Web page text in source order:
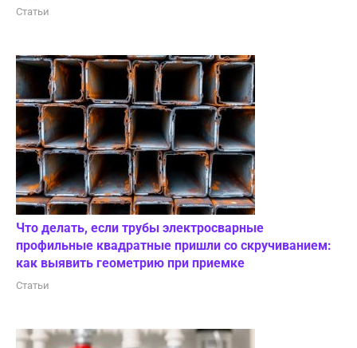
Статьи
Что делать, если трубы электросварные
профильные квадратные пришли со скручиванием:
как выявить геометрию при приемке
Статьи